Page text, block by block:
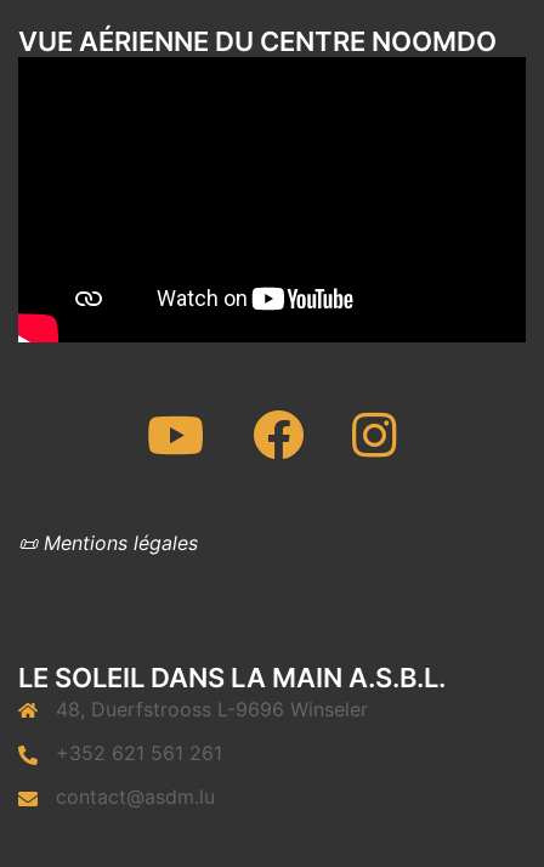
VUE AÉRIENNE DU CENTRE NOOMDO
Youtube FacebookInstagram
📜 Mentions légales
LE SOLEIL DANS LA MAIN A.S.B.L.
48, Duerfstrooss L-9696 Winseler
+352 621 561 261
contact@asdm.lu